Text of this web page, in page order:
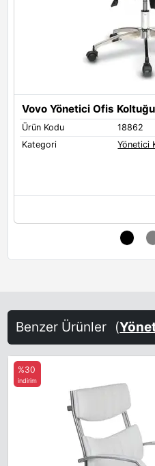
Toskano 05
Toskano 2309 Toskano
Vovo Yönetici Ofis Koltuğu
Ürün Kodu
18862
Kategori
Yönetici
Benzer Ürünler (
%30
indirim